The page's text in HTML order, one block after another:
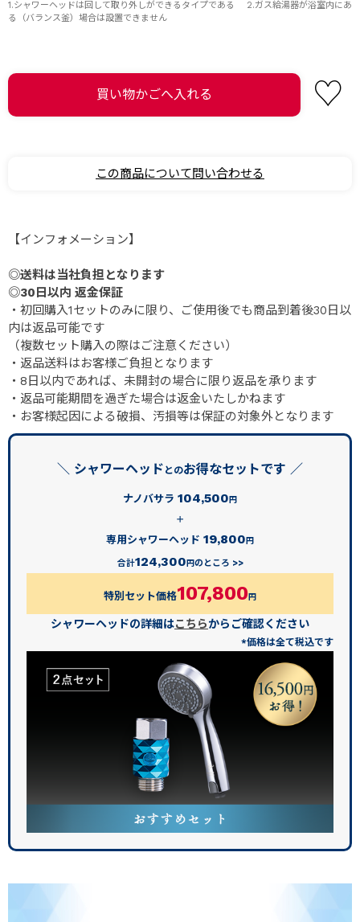
1.シャワーヘッドは回して取り外しができるタイプである 2.ガス給湯器が浴室内にあ
る（バランス釜）場合は設置できません
この商品について問い合わせる
【インフォメーション】
◎送料は当社負担となります
◎30日以内 返金保証
・初回購入1セットのみに限り、ご使用後でも商品到着後30日以
内は返品可能です
（複数セット購入の際はご注意ください）
・返品送料はお客様ご負担となります
・8日以内であれば、未開封の場合に限り返品を承ります
・返品可能期間を過ぎた場合は返金いたしかねます
・お客様起因による破損、汚損等は保証の対象外となります
＼ シャワーヘッド とのお得なセットです ／
ナノバサラ 104,500 円
＋
専用シャワーヘッド 19,800 円
合計124,300 円のところ >>
特別セット価格107,800 円
シャワーヘッドの詳細はこちらからご確認ください
*価格は全て税込です